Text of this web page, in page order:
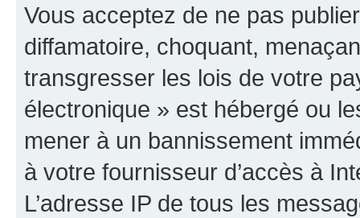
Vous acceptez de ne pas
diffamatoire, choquant,
transgresser les lois de votre
électronique » est hébergé ou
mener à un bannissement
à votre fournisseur d’accès à
L’adresse IP de tous les